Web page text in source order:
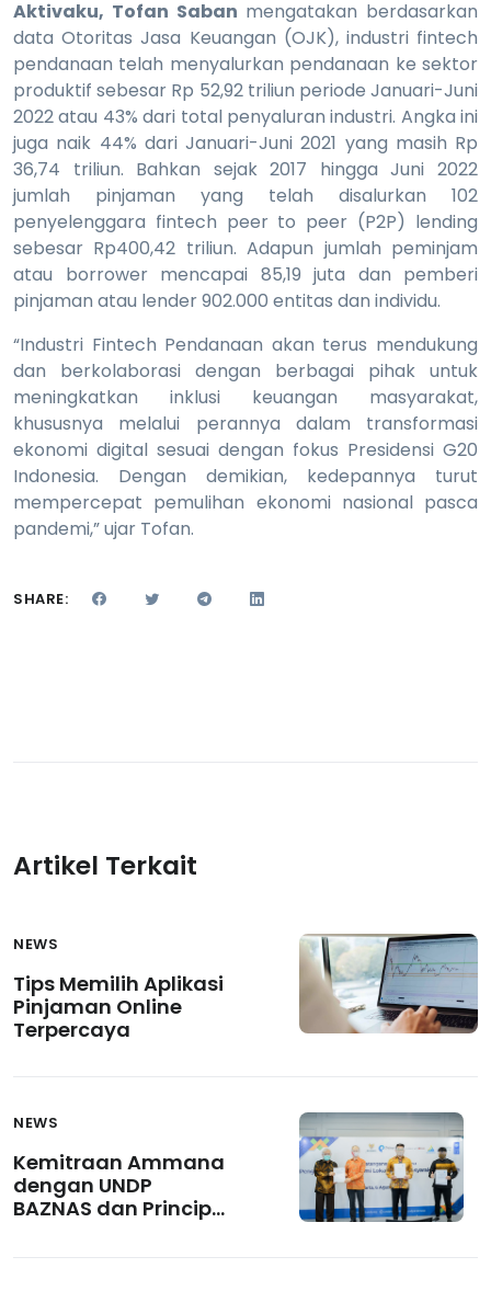
Aktivaku, Tofan Saban mengatakan berdasarkan
data Otoritas Jasa Keuangan (OJK), industri fintech
pendanaan telah menyalurkan pendanaan ke sektor
produktif sebesar Rp 52,92 triliun periode Januari-Juni
2022 atau 43% dari total penyaluran industri. Angka ini
juga naik 44% dari Januari-Juni 2021 yang masih Rp
36,74 triliun. Bahkan sejak 2017 hingga Juni 2022
jumlah pinjaman yang telah disalurkan 102
penyelenggara fintech peer to peer (P2P) lending
sebesar Rp400,42 triliun. Adapun jumlah peminjam
atau borrower mencapai 85,19 juta dan pemberi
pinjaman atau lender 902.000 entitas dan individu.
“Industri Fintech Pendanaan akan terus mendukung
dan berkolaborasi dengan berbagai pihak untuk
meningkatkan inklusi keuangan masyarakat,
khususnya melalui perannya dalam transformasi
ekonomi digital sesuai dengan fokus Presidensi G20
Indonesia. Dengan demikian, kedepannya turut
mempercepat pemulihan ekonomi nasional pasca
pandemi,” ujar Tofan.
SHARE:
Artikel Terkait
NEWS
Tips Memilih Aplikasi
Pinjaman Online
Terpercaya
NEWS
Kemitraan Ammana
dengan UNDP
BAZNAS dan Principal